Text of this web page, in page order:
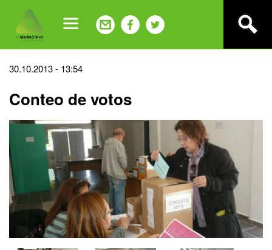
navigation
Back
top
30.10.2013 - 13:54
Conteo de votos